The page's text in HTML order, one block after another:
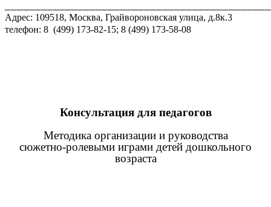
Адрес: 109518, Москва, Грайвороновская улица, д.8к.3
телефон: 8 (499) 173-82-15; 8 (499) 173-58-08
Консультация для педагогов
Методика организации и руководства
сюжетно-ролевыми играми детей дошкольного
возраста